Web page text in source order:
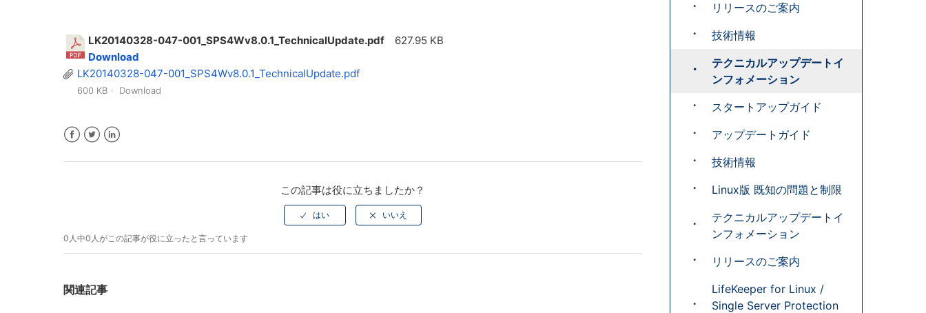
リリースのご案内
技術情報
テクニカルアップデートイ
ンフォメーション
スタートアップガイド
アップデートガイド
技術情報
Linux版 既知の問題と制限
テクニカルアップデートイ
ンフォメーション
リリースのご案内
LifeKeeper for Linux /
Single Server Protection
LK20140328-047-001_SPS4Wv8.0.1_TechnicalUpdate.pdf 627.95 KB
Download
LK20140328-047-001_SPS4Wv8.0.1_TechnicalUpdate.pdf
600 KB Download
この記事は役に立ちましたか？
0人中0人がこの記事が役に立ったと言っています
関連記事